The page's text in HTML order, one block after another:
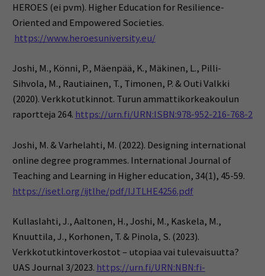
HEROES (ei pvm). Higher Education for Resilience-
Oriented and Empowered Societies.
https://www.heroesuniversity.eu/
Joshi, M., Könni, P., Mäenpää, K., Mäkinen, L., Pilli-
Sihvola, M., Rautiainen, T., Timonen, P. & Outi Valkki
(2020). Verkkotutkinnot. Turun ammattikorkeakoulun
raportteja 264. https://urn.fi/URN:ISBN:978-952-216-768-2
Joshi, M. & Varhelahti, M. (2022). Designing international
online degree programmes. International Journal of
Teaching and Learning in Higher education, 34(1), 45-59.
https://isetl.org/ijtlhe/pdf/IJTLHE4256.pdf
Kullaslahti, J., Aaltonen, H., Joshi, M., Kaskela, M.,
Knuuttila, J., Korhonen, T. & Pinola, S. (2023).
Verkkotutkintoverkostot – utopiaa vai tulevaisuutta?
UAS Journal 3/2023. https://urn.fi/URN:NBN:fi-